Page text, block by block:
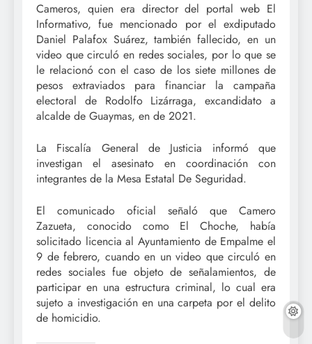
Cameros, quien era director del portal web El
Informativo, fue mencionado por el exdiputado
Daniel Palafox Suárez, también fallecido, en un
video que circuló en redes sociales, por lo que se
le relacionó con el caso de los siete millones de
pesos extraviados para financiar la campaña
electoral de Rodolfo Lizárraga, excandidato a
alcalde de Guaymas, en de 2021.
La Fiscalía General de Justicia informó que
investigan el asesinato en coordinación con
integrantes de la Mesa Estatal De Seguridad.
El comunicado oficial señaló que Camero
Zazueta, conocido como El Choche, había
solicitado licencia al Ayuntamiento de Empalme el
9 de febrero, cuando en un video que circuló en
redes sociales fue objeto de señalamientos, de
participar en una estructura criminal, lo cual era
sujeto a investigación en una carpeta por el delito
de homicidio.